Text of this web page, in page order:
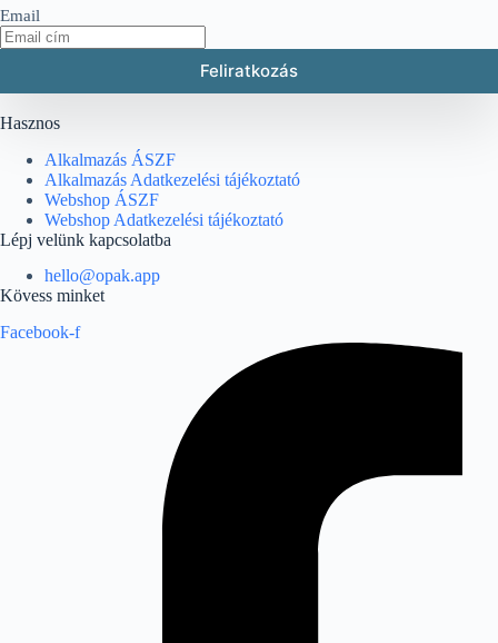
Email
Feliratkozás
Hasznos
Alkalmazás ÁSZF
Alkalmazás Adatkezelési tájékoztató
Webshop ÁSZF
Webshop Adatkezelési tájékoztató
Lépj velünk kapcsolatba
hello@opak.app
Kövess minket
Facebook-f